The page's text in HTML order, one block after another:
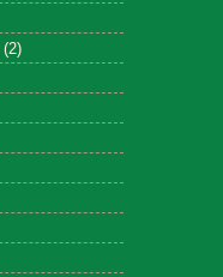
(2)